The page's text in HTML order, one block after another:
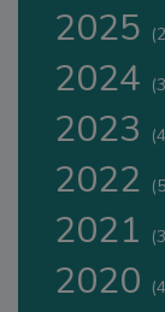
2025
2024
2023
2022
2021
2020